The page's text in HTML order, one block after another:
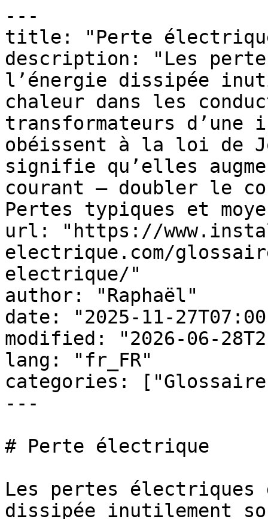
---
title: "Perte
description: "Les
l’énergie dissipée
chaleur dans les
transformateurs
obéissent à la loi de
signifie qu’elles
courant — doubler le
Pertes typiques et
url: "https://
electrique.com/
electrique/"
author: "Raphaël"
date: "2025-11-
modified: "2026-06-
lang: "fr_FR"
categories:
---
# Perte électrique
Les pertes
dissipée inutilement